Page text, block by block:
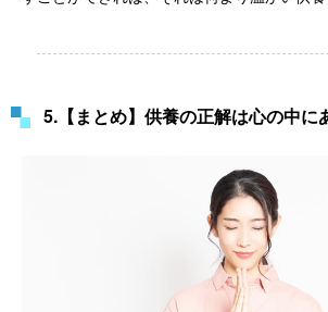
5.【まとめ】供養の正解は心の中に